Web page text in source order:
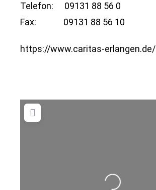
Telefon:
09131 88 56 0
Fax:
09131 88 56 10
https://www.caritas-erlangen.de/
Wird geladen …